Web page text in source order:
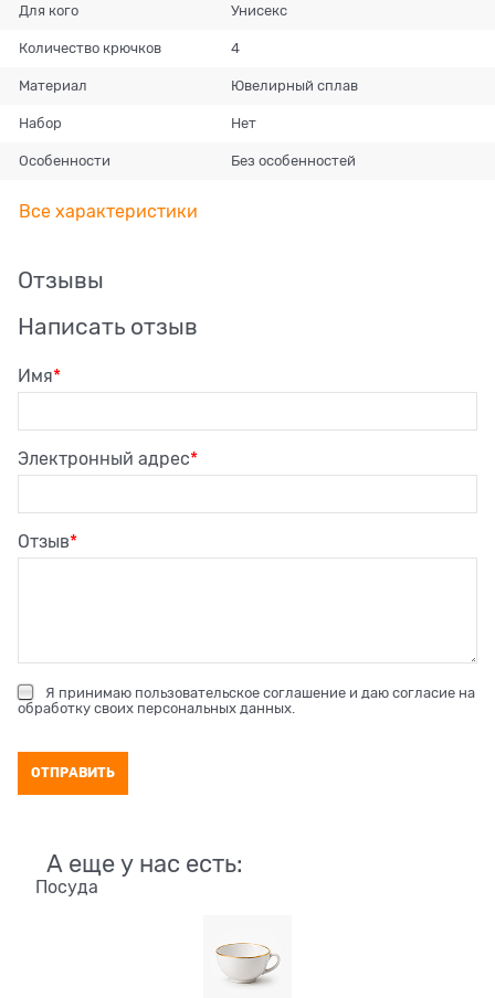
Для кого Унисекс
Количество крючков 4
Материал Ювелирный сплав
Набор Нет
Особенности Без особенностей
Все характеристики
Отзывы
Написать отзыв
Имя
Электронный адрес
Отзыв
Я принимаю пользовательское соглашение и даю согласие на
обработку своих персональных данных
А еще у нас есть:
Посуда